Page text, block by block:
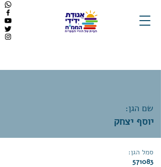
שם הגן:
יוסף יצחק
571083
סמל הגן: